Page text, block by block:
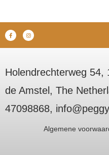
Holendrechterweg 54,
de Amstel, The
47098868,
Algemene